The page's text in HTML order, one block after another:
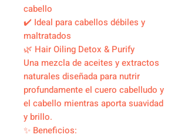
cabello
✔️ Ideal para cabellos débiles y
maltratados
🌿 Hair Oiling Detox & Purify
Una mezcla de aceites y extractos
naturales diseñada para nutrir
profundamente el cuero cabelludo y
el cabello mientras aporta suavidad
y brillo.
✨ Beneficios: